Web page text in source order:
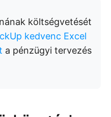
költségvetését
kedvenc Excel
a pénzügyi tervezés